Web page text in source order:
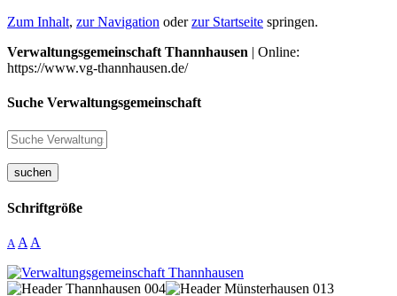
Zum Inhalt, zur Navigation oderzur Startseite springen.
Verwaltungsgemeinschaft Thannhausen | Online:
https://www.vg-thannhausen.de/
Suche Verwaltungsgemeinschaft
suchen
Schriftgröße
A A A